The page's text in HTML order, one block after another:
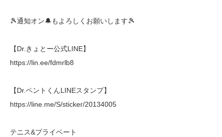
🎾通知オン🔔もよろしくお願いします🎾
【Dr.きょとー公式LINE】
https://lin.ee/fdmrlb8
【Dr.ペントくんLINEスタンプ】
https://line.me/S/sticker/20134005
テニス&プライベート